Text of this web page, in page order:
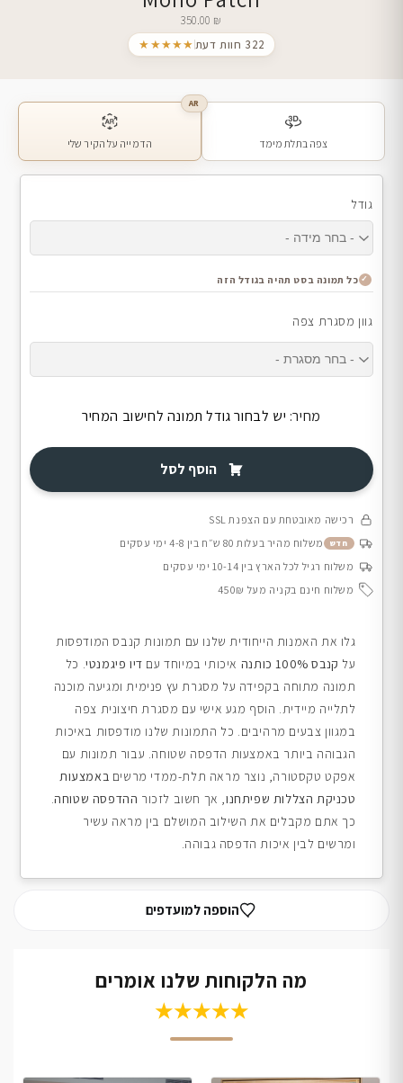
350.00 ₪
★★★★★
322 חוות דעת
צפה בתלת מימד
AR
הדמייה על הקיר שלי
גודל
כל תמונה בסט תהיה בגודל הזה
גוון מסגרת צפה
מחיר: יש לבחור גודל תמונה לחישוב המחיר
הוסף לסל
רכישה מאובטחת עם הצפנת SSL
חדש
משלוח מהיר בעלות 80 ש״ח בין 4-8 ימי עסקים
משלוח רגיל לכל הארץ בין 10-14 ימי עסקים
משלוח חינם בקניה מעל 450₪
גלו את האמנות הייחודית שלנו עם תמונות קנבס המודפסות
על קנבס 100% כותנה איכותי במיוחד עם דיו פיגמנטי. כל
תמונה מתוחה בקפידה על מסגרת עץ פנימית ומגיעה מוכנה
לתלייה מיידית. הוסף מגע אישי עם מסגרת חיצונית צפה
במגוון צבעים מרהיבים. כל התמונות שלנו מודפסות באיכות
הגבוהה ביותר באמצעות הדפסה שטוחה. עבור תמונות עם
אפקט טקסטורה, נוצר מראה תלת-ממדי מרשים באמצעות
טכניקת הצללות שפיתחנו, אך חשוב לזכור ההדפסה שטוחה.
כך אתם מקבלים את השילוב המושלם בין מראה עשיר
ומרשים לבין איכות הדפסה גבוהה.
הוספה למועדפים
מה הלקוחות שלנו אומרים
★★★★★